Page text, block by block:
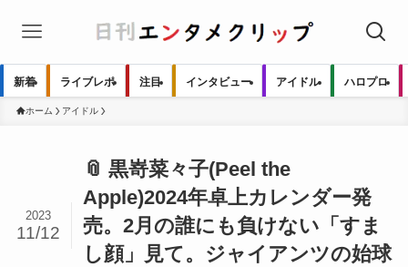
新着 ライブレポ 注目 インタビュー アイドル ハロプロ
ホーム アイドル
📎 黒嵜菜々子(Peel the
Apple)2024年卓上カレンダー発
売。2月の誰にも負けない「すま
し顔」見て。ジャイアンツの始球
2023
11/12